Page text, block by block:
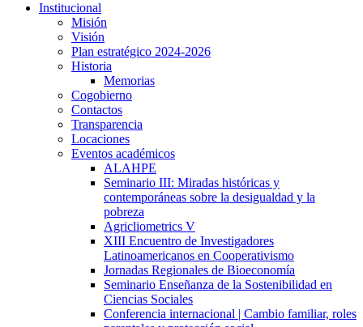
Institucional
Misión
Visión
Plan estratégico 2024-2026
Historia
Memorias
Cogobierno
Contactos
Transparencia
Locaciones
Eventos académicos
ALAHPE
Seminario III: Miradas históricas y
contemporáneas sobre la desigualdad y la
pobreza
Agricliometrics V
XIII Encuentro de Investigadores
Latinoamericanos en Cooperativismo
Jornadas Regionales de Bioeconomía
Seminario Enseñanza de la Sostenibilidad en
Ciencias Sociales
Conferencia internacional | Cambio familiar, roles